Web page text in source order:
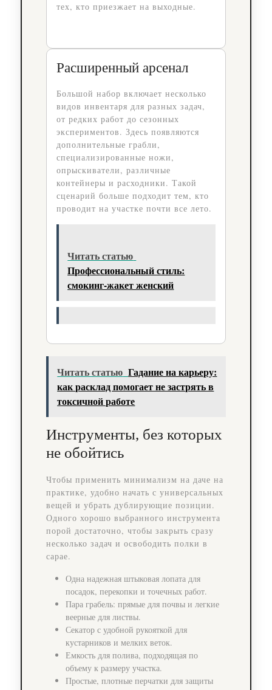
тех, кто приезжает на выходные.
Расширенный арсенал
Большой набор включает несколько
видов инвентаря для разных задач,
от редких работ до сезонных
экспериментов. Здесь появляются
дополнительные грабли,
специализированные ножи,
опрыскиватели, различные
контейнеры и расходники. Такой
сценарий больше подходит тем, кто
проводит на участке почти все лето.
Читать статью
Профессиональный стиль:
смокинг-жакет женский
Читать статью Гадание на карьеру:
как расклад помогает не застрять в
токсичной работе
Инструменты, без которых
не обойтись
Чтобы применить минимализм на даче на
практике, удобно начать с универсальных
вещей и убрать дублирующие позиции.
Одного хорошо выбранного инструмента
порой достаточно, чтобы закрыть сразу
несколько задач и освободить полки в
сарае.
Одна надежная штыковая лопата для
посадок, перекопки и точечных работ.
Пара грабель: прямые для почвы и легкие
веерные для листвы.
Секатор с удобной рукояткой для
кустарников и мелких веток.
Емкость для полива, подходящая по
объему к размеру участка.
Простые, плотные перчатки для защиты